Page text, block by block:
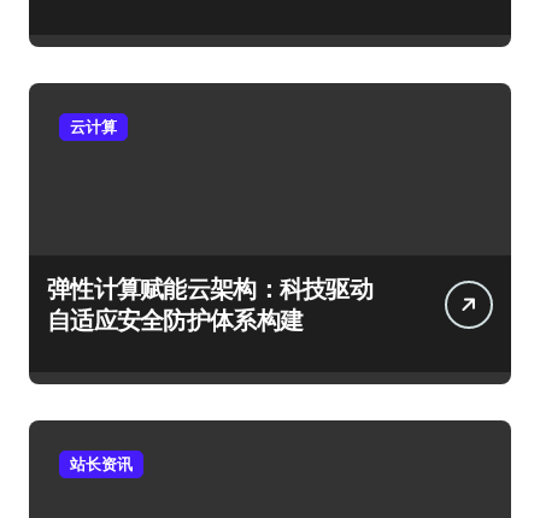
云计算
弹性计算赋能云架构：科技驱动
自适应安全防护体系构建
站长资讯